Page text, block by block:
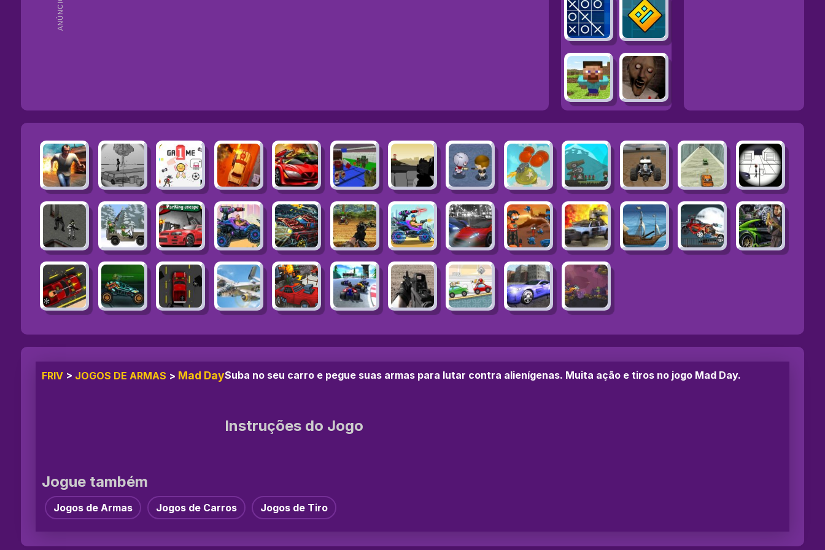
ANÚNCIOS
FRIV > JOGOS DE ARMAS > Mad DaySuba no seu carro e pegue suas armas para lutar contra alienígenas. Muita ação e tiros no jogo Mad Day.
Instruções do Jogo
Jogue também
Jogos de Armas Jogos de Carros Jogos de Tiro